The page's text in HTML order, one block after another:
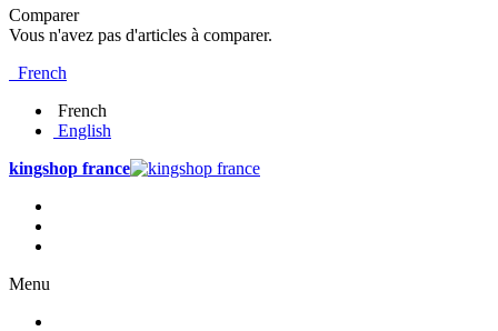
Comparer
Vous n'avez pas d'articles à comparer.
French
French
English
kingshop france
Menu